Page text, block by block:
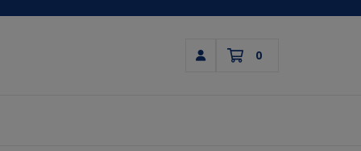
InloggenWinkelwagen
0